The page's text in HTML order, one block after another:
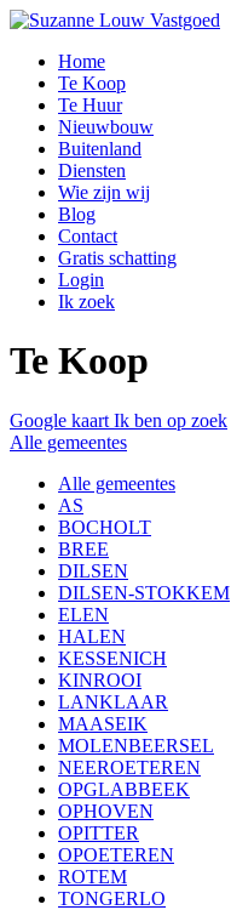
Home
Te Koop
Te Huur
Nieuwbouw
Buitenland
Diensten
Wie zijn wij
Blog
Contact
Gratis schatting
Login
Ik zoek
Te Koop
Google kaart Ik ben op zoek
Alle gemeentes
Alle gemeentes
AS
BOCHOLT
BREE
DILSEN
DILSEN-STOKKEM
ELEN
HALEN
KESSENICH
KINROOI
LANKLAAR
MAASEIK
MOLENBEERSEL
NEEROETEREN
OPGLABBEEK
OPHOVEN
OPITTER
OPOETEREN
ROTEM
TONGERLO